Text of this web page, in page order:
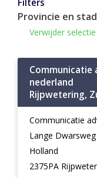
Filters
Provincie en stad
Verwijder selectie
Communicatie
nederland
Rijpwetering,
Communicatie
Lange
Holland
2375PA